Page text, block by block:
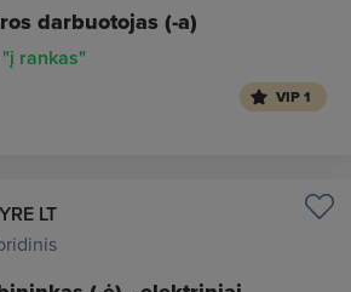
darbuotojas (-a)
rankas"
VIP 1
LT